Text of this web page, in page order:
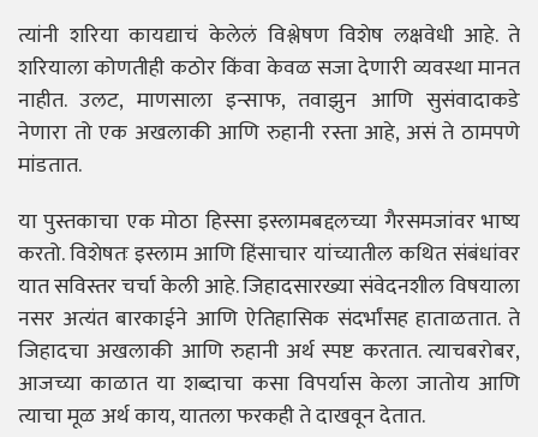
त्यांनी शरिया कायद्याचं केलेलं विश्लेषण विशेष लक्षवेधी आहे. ते
शरियाला कोणतीही कठोर किंवा केवळ सजा देणारी व्यवस्था मानत
नाहीत. उलट, माणसाला इन्साफ, तवाझुन आणि सुसंवादाकडे
नेणारा तो एक अखलाकी आणि रुहानी रस्ता आहे, असं ते ठामपणे
मांडतात.
या पुस्तकाचा एक मोठा हिस्सा इस्लामबद्दलच्या गैरसमजांवर भाष्य
करतो. विशेषतः इस्लाम आणि हिंसाचार यांच्यातील कथित संबंधांवर
यात सविस्तर चर्चा केली आहे. जिहादसारख्या संवेदनशील विषयाला
नसर अत्यंत बारकाईने आणि ऐतिहासिक संदर्भांसह हाताळतात. ते
जिहादचा अखलाकी आणि रुहानी अर्थ स्पष्ट करतात. त्याचबरोबर,
आजच्या काळात या शब्दाचा कसा विपर्यास केला जातोय आणि
त्याचा मूळ अर्थ काय, यातला फरकही ते दाखवून देतात.